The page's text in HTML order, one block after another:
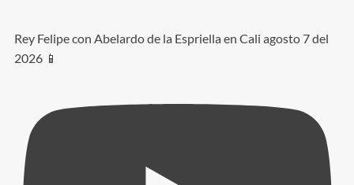
Rey Felipe con Abelardo de la Espriella en Cali agosto 7 del
2026 📱